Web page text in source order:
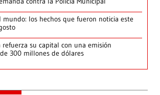
mundo: los hechos que fueron noticia este
refuerza su capital con una emisión
300 millones de dólares